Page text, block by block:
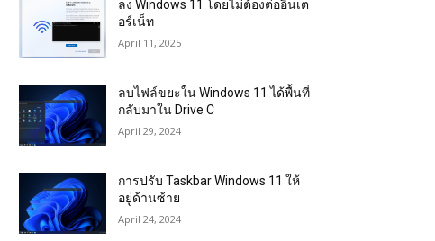
ลง Windows 11 โดยไม่ต้องต่ออินเต
อร์เน็ท
April 11, 2025
ลบไฟล์ขยะใน Windows 11 ได้พื้นที่
กลับมาใน Drive C
April 29, 2024
การปรับ Taskbar Windows 11 ให้
อยู่ด้านซ้าย
April 24, 2024